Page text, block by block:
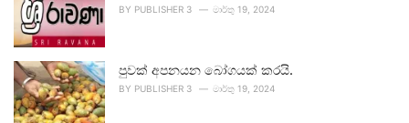
BY PUBLISHER 3 මාර්තු 19, 2024
පුවක් අපනයන බෝගයක් කරයි.
BY PUBLISHER 3 මාර්තු 19, 2024